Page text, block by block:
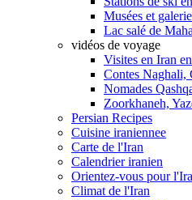
Musées et
Lac salé de
vidéos de voyage
Visites en Iran
Contes Naghali,
Nomades
Zoorkhaneh,
Persian Recipes
Cuisine iraniennee
Carte de l'Iran
Calendrier iranien
Orientez-vous pour
Climat de l'Iran